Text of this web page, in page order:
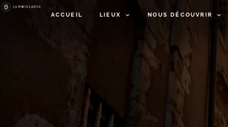
ACCUEIL LIEUX NOUS DÉCOUVRIR